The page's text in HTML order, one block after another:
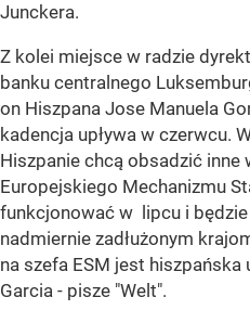
Junckera.
Z kolei miejsce w radzie
banku centralnego
on Hiszpana Jose Manuela
kadencja upływa w czerwcu.
Hiszpanie chcą obsadzić
Europejskiego Mechanizmu
funkcjonować w lipcu i
nadmiernie zadłużonym
na szefa ESM jest hiszpańska
Garcia - pisze "Welt".